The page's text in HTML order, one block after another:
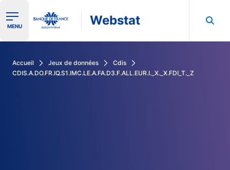
Ouvrir le menu de navigation
MENU Webstat
Accueil Jeux de données
Cdis
CDIS.A.DO.FR.IQ.S1.IMC.LE.A.FA.D3.F.ALL.EUR.I._X._X.FDI_T._Z